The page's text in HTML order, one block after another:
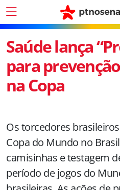
Saúde lança
para
na Copa
Os torcedores
Copa do Mundo no
camisinhas e testagem
período de jogos do